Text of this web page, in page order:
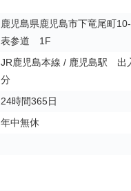
鹿児島県鹿児島市下竜尾町
表参道 1F
JR鹿児島本線 / 鹿児島駅
分
24時間365日
年中無休